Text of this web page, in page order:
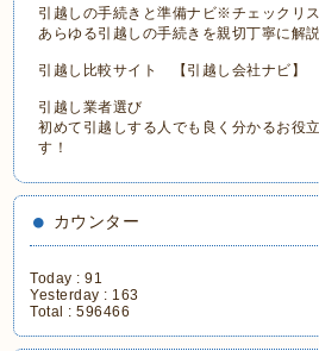
引越しの手続きと準備ナビ※チェックリ
あらゆる引越しの手続きを親切丁寧に解
引越し比較サイト 【引越し会社ナビ】
引越し業者選び
初めて引越しする人でも良く分かるお役
す！
カウンター
Today :91
Yesterday : 163
Total :596466